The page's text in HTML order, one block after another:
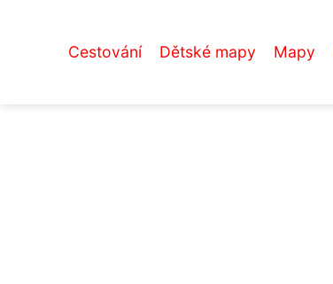
Cestování Dětské mapy Mapy